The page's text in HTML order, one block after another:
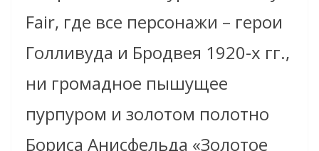
Fair, где все персонажи – герои
Голливуда и Бродвея 1920-х гг.,
ни громадное пышущее
пурпуром и золотом полотно
Бориса Анисфельда «Золотое